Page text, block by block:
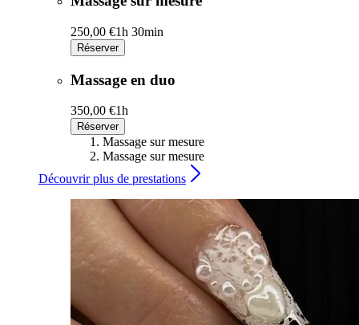
250,00 €1h 30min
Réserver
Massage en duo
350,00 €1h
Réserver
Massage sur mesure
Massage sur mesure
Découvrir plus de prestations